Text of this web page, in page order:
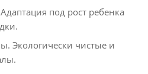
под рост ребенка
Экологически чистые и